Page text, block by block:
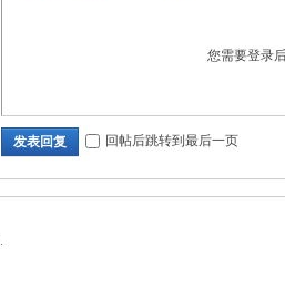
您需要登录
发表回复 回帖后跳转到最后一页